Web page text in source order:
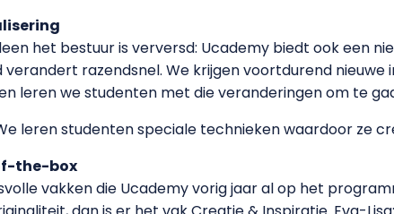
het bestuur is verversd: Ucademy biedt ook een
verandert razendsnel. We krijgen voortdurend
leren we studenten met die veranderingen om te
leren studenten speciale technieken waardoor ze
the-box
vakken die Ucademy vorig jaar al op het